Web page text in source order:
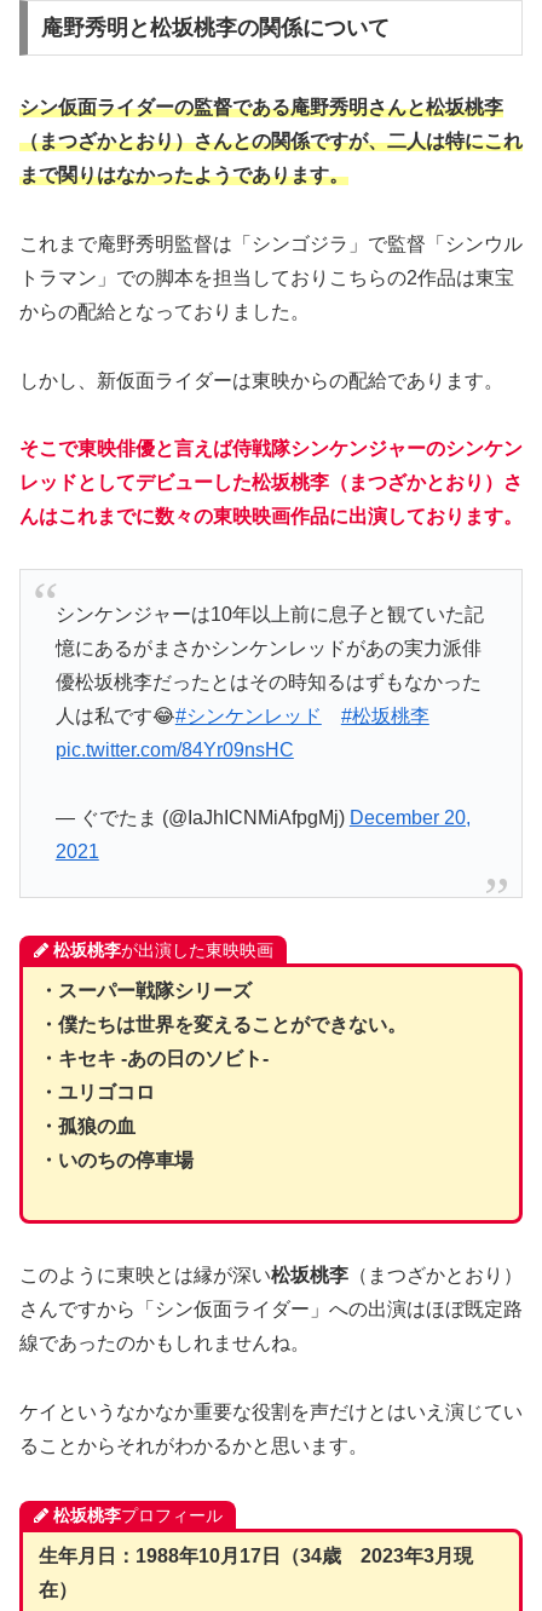
庵野秀明と松坂桃李の関係について
シン仮面ライダーの監督である庵野秀明さんと松坂桃李
（まつざかとおり）さんとの関係ですが、二人は特にこれ
まで関りはなかったようであります。
これまで庵野秀明監督は「シンゴジラ」で監督「シンウル
トラマン」での脚本を担当しておりこちらの2作品は東宝
からの配給となっておりました。
しかし、新仮面ライダーは東映からの配給であります。
そこで東映俳優と言えば侍戦隊シンケンジャーのシンケン
レッドとしてデビューした松坂桃李 （まつざかとおり）さ
んはこれまでに数々の東映映画作品に出演しております。
シンケンジャーは10年以上前に息子と観ていた記
憶にあるがまさかシンケンレッドがあの実力派俳
優松坂桃李だったとはその時知るはずもなかった
人は私です😂#シンケンレッド
#松坂桃李
pic.twitter.com/84Yr09nsHC
— ぐでたま (@IaJhICNMiAfpgMj) December 20,
2021
松坂桃李が出演した東映映画
・スーパー戦隊シリーズ
・僕たちは世界を変えることができない。
・キセキ -あの日のソビト-
・ユリゴコロ
・孤狼の血
・いのちの停車場
このように東映とは縁が深い松坂桃李 （まつざかとおり）
さんですから「シン仮面ライダー」への出演はほぼ既定路
線であったのかもしれませんね。
ケイというなかなか重要な役割を声だけとはいえ演じてい
ることからそれがわかるかと思います。
松坂桃李プロフィール
生年月日：1988年10月17日（34歳 2023年3月現
在）